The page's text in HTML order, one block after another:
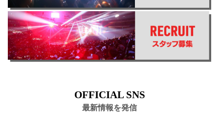
OFFICIAL SNS
最新情報を発信